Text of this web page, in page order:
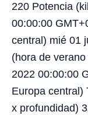
220 Potencia
00:00:00
central) mié 01
(hora de
2022 00:00:00
Europa central)
x profundidad)